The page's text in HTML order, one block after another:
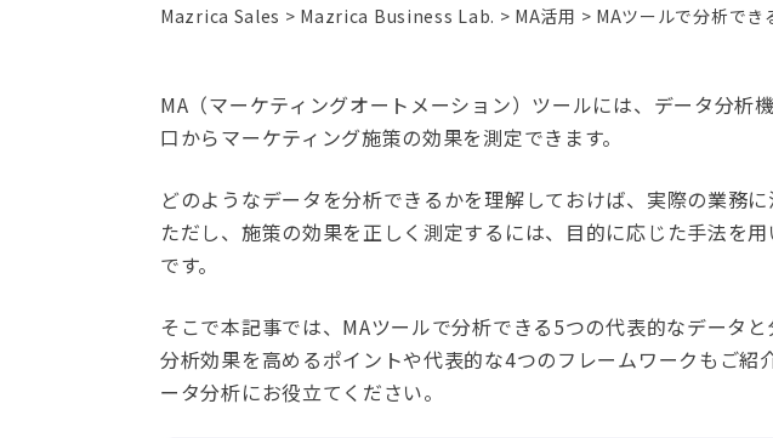
Mazrica Sales Mazrica Business Lab. MA活用 MAツールで分析で
MA（マーケティングオートメーション）ツールには、データ分析
口からマーケティング施策の効果を測定できます。
どのようなデータを分析できるかを理解しておけば、実際の業務に
ただし、施策の効果を正しく測定するには、目的に応じた手法を
です。
そこで本記事では、MAツールで分析できる5つの代表的なデータと
分析効果を高めるポイントや代表的な4つのフレームワークもご紹
ータ分析にお役立てください。